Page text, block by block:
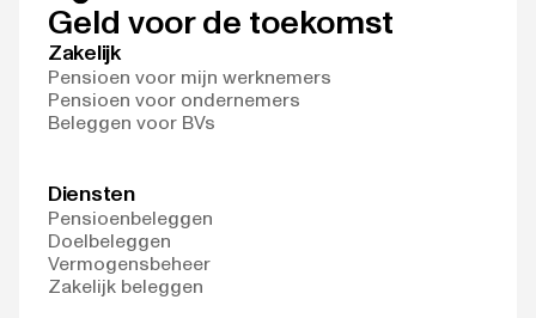
Geld voor de toekomst
Zakelijk
Pensioen voor mijn werknemers
Pensioen voor ondernemers
Beleggen voor BVs
Diensten
Pensioenbeleggen
Doelbeleggen
Vermogensbeheer
Zakelijk beleggen